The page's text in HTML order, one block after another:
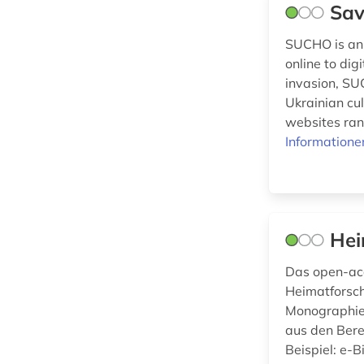
SUCHO is
online to
invasion,
Ukrainian
websites
Das open-
aus den
Beispiel: e-